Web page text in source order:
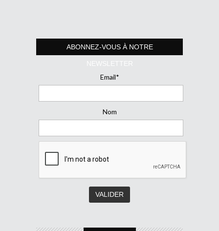
ABONNEZ-VOUS À NOTRE
NEWSLETTER
Email*
Nom